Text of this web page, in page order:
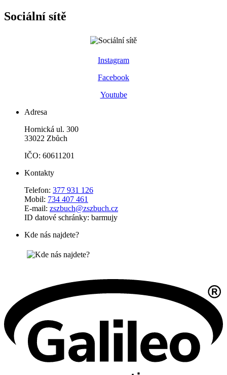
Sociální sítě
Instagram
Facebook
Youtube
Adresa
Hornická ul. 300
33022 Zbůch
IČO: 60611201
Kontakty
Telefon: 377 931 126
Mobil: 734 407 461
E-mail: zszbuch@zszbuch.cz
ID datové schránky: barmujy
Kde nás najdete?